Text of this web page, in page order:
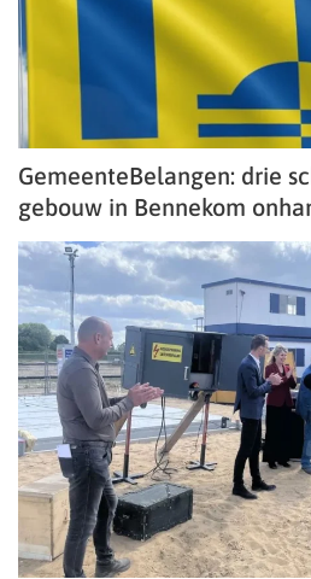
GemeenteBelangen: drie
gebouw in Bennekom